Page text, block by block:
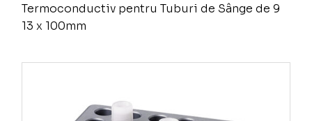
Termoconductiv pentru Tuburi de Sânge de 9
13 x 100mm